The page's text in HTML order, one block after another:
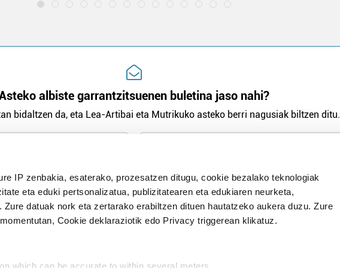
IP zenbakia, esaterako, prozesatzen ditugu, cookie bezalako teknologiak
eta eduki pertsonalizatua, publizitatearen eta edukiaren neurketa,
datuak nork eta zertarako erabiltzen dituen hautatzeko aukera duzu. Zure
Cookie deklaraziotik edo Privacy triggerean klikatuz.
which can be accurate to within several meters
albiste garrantzitsuenen buletina jaso nahi?
bidaltzen da, eta Lea-Artibai eta Mutrikuko asteko berri nagusiak biltzen ditu.
Harpidetu